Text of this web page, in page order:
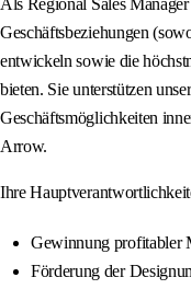
Als Regional Sales
Geschäftsbeziehungen
entwickeln sowie die
bieten. Sie unterstützen
Geschäftsmöglichkeiten
Arrow.
Ihre
Gewinnung profitabler
Förderung der